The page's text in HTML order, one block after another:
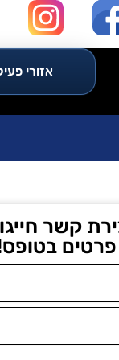
אזורי
קשר